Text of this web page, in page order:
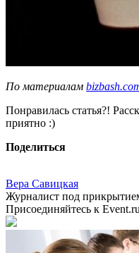
По материалам
Понравилась статья?!
приятно :)
Поделиться
Вера Савицкая
Журналист под
Присоединяйтесь к Event.ru